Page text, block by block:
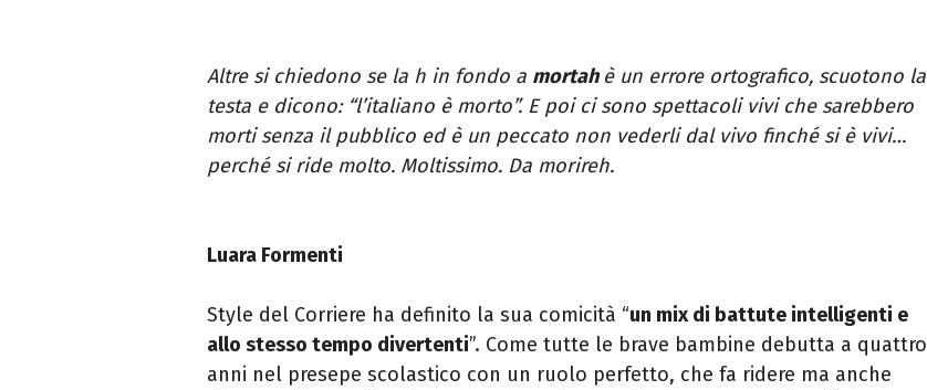
Altre si chiedono se la h in fondo a mortahè un errore ortografico, scuotono la
testa e dicono: “l’italiano è morto”. E poi ci sono spettacoli vivi che sarebbero
morti senza il pubblico ed è un peccato non vederli dal vivo finché si è vivi…
perché si ride molto. Moltissimo. Da morireh.
Luara Formenti
Style del Corriere ha definito la sua comicità “un mix di battute intelligenti e
allo stesso tempo divertenti”. Come tutte le brave bambine debutta a quattro
anni nel presepe scolastico con un ruolo perfetto, che fa ridere ma anche